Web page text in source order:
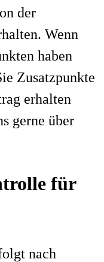
der
Wenn
haben
Zusatzpunkte
erhalten
gerne über
für
nach